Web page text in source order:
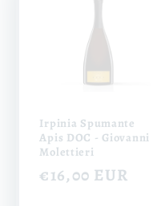
Irpinia Spumante
Apis DOC - Giovanni
Molettieri
Prezzo
€16,00 EUR